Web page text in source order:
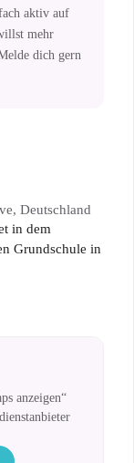
aktiv auf
mehr
dich gern
Deutschland
in dem
Grundschule in
anzeigen“